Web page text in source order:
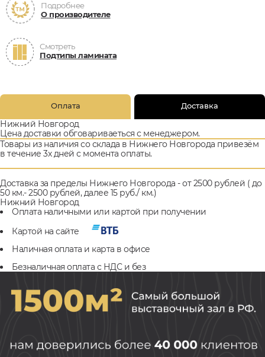
Подробнее
О производителе
Смотреть
Подтипы ламината
Оплата Доставка
Нижний Новгород
Цена доставки обговариваеться с менеджером.
Товары из наличия со склада в Нижнего Новгорода привезём
в течение 3х дней с момента оплаты.
Доставка за пределы Нижнего Новгорода - от 2500 рублей ( до
50 км.- 2500 рублей, далее 15 руб./ км.)
Нижний Новгород
Оплата наличными или картой при получении
Картой на сайте
Наличная оплата и карта в офисе
Безналичная оплата с НДС и без